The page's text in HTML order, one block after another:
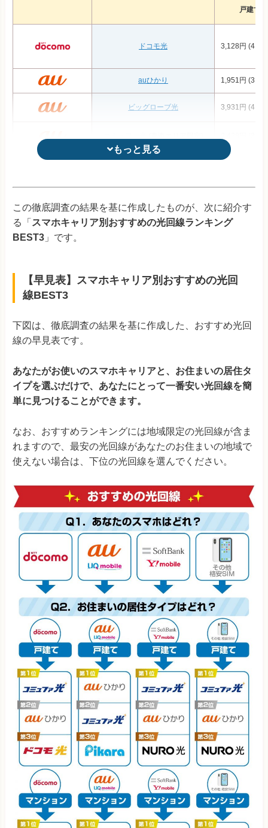
戸建て
ドコモ光 3,128円
auひかり 1,951円
ビッグローブ光 3,931円
@TCOMヒカリ 4,041円
ピカラ光 (四国エリア限定) 3,530円
BBIQ (九州エリア限定) 3,805円
J:COM NET 光 3,660円
NURO光 2,525円
ソフトバンク光 4,345円
お使いの 格安SIM 光回線
戸建て
auひかり 2,193円
ソフトバンク光 4,257円
NURO光 2,147円
4,358円
DTI光
＠TCOMヒカリ 4,371円
4,735円
光回線
・新規申込で3年間利用する際に最安値になる方法で算定 ・
キャッシュバック額は81社調査し、最もお得な申込窓口で申
・auとSoftBankのセット割は「光
回線＋光電話」が適用条件となるため、光電話の料金も含め
て算定
・スマホセット割引は最大額・1人分の適用で算定
フレッツ光のプロバイダはBB.エキサイト（月額550円）で
算定・UQモバイルは「auひかり」のみの実質月額料金を記
※キャンペーン内容や料金は変わる可能性がありますので、必ず
公式ページで確認してください。
もっと見る
《おすすめ光回線の選定基準》
どれだけ安く利用できるか
2023年10月現在において、最も安く利用できる申込窓
口のキャッシュバックキャンペーンなどを考慮した、3
年間の「実質月額料金※」で比較
通信速度は問題ないか
下り平均速度200Mbps以上（ZOOM会議・配信動画視
聴・オンラインゲームなど、ほぼすべての通信作業がス
ムーズに実行できる速度）が安定的に出ている光回線を
選定
※実質月額料金…利用期間中に支払う全ての金額から割引要素を差し
引いて、ひと月あたりに換算した料金のこと
もっと見る
この徹底調査の結果を基に作成したものが、次に紹介す
る「 スマホキャリア別おすすめの光回線ランキング
BEST3 」です。
【早見表】スマホキャリア別おすすめの光回
線BEST3
下図は、徹底調査の結果を基に作成した、おすすめ光回
線の早見表です。
あなたがお使いのスマホキャリアと、お住まいの居住タ
イプを選ぶだけで、あなたにとって一番安い光回線を簡
単に見つけることができます。
なお、おすすめランキングには地域限定の光回線が含ま
れますので、最安の光回線があなたのお住まいの地域で
使えない場合は、下位の光回線を選んでください。